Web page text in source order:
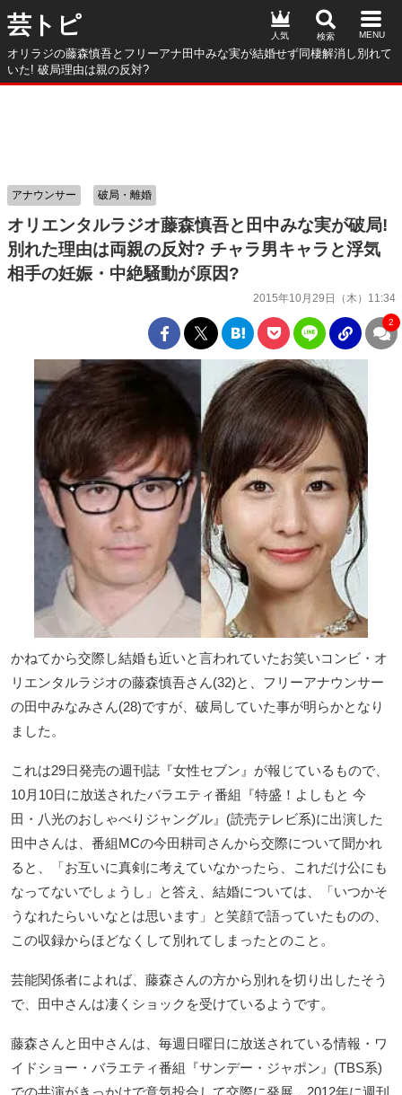
芸トピ
オリラジの藤森慎吾とフリーアナ田中みな実が結婚せず同棲解消し別れて
いた! 破局理由は親の反対?
人気
オリエンタルラジオ藤森慎吾と田中みな実が破局!
別れた理由は両親の反対? チャラ男キャラと浮気
相手の妊娠・中絶騒動が原因?
2015年10月29日（木）11:34
アナウンサー 破局・離婚
2
かねてから交際し結婚も近いと言われていたお笑いコンビ・オ
リエンタルラジオの藤森慎吾さん(32)と、フリーアナウンサー
の田中みなみさん(28)ですが、破局していた事が明らかとなり
ました。
これは29日発売の週刊誌『女性セブン』が報じているもので、
10月10日に放送されたバラエティ番組『特盛！よしもと 今
田・八光のおしゃべりジャングル』(読売テレビ系)に出演した
田中さんは、番組MCの今田耕司さんから交際について聞かれ
ると、「お互いに真剣に考えていなかったら、これだけ公にも
なってないでしょうし」と答え、結婚については、「いつかそ
うなれたらいいなとは思います」と笑顔で語っていたものの、
この収録からほどなくして別れてしまったとのこと。
芸能関係者によれば、藤森さんの方から別れを切り出したそう
で、田中さんは凄くショックを受けているようです。
藤森さんと田中さんは、毎週日曜日に放送されている情報・ワ
イドショー・バラエティ番組『サンデー・ジャポン』(TBS系)
での共演がきっかけで意気投合して交際に発展、2012年に週刊